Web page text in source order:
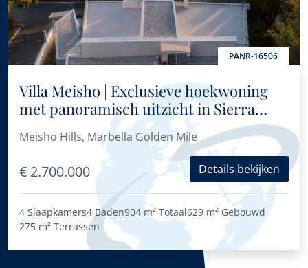
PANR-16506
Villa Meisho | Exclusieve hoekwoning
met panoramisch uitzicht in Sierra
Blanca
Meisho Hills, Marbella Golden Mile
€ 2.700.000 Details bekijken
4 Slaapkamers4 Baden904 m² Totaal629 m² Gebouwd
275 m² Terrassen